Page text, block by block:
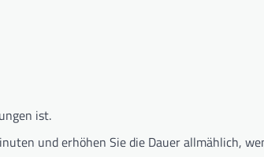
ist.
und erhöhen Sie die Dauer allmählich,